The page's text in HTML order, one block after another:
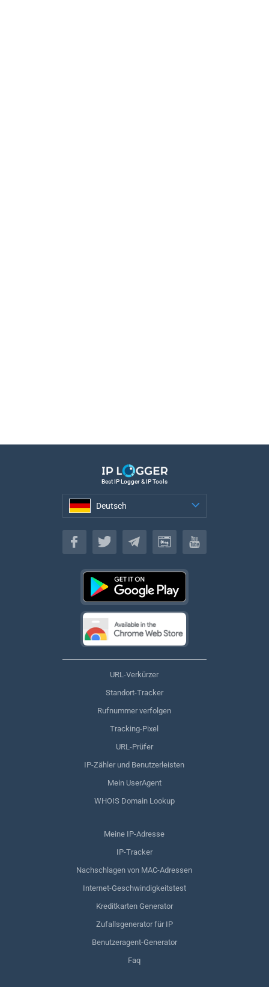
Best IP Logger & IP Tools
Deutsch
Deutsch
URL-Verkürzer
Standort-Tracker
Rufnummer verfolgen
Tracking-Pixel
URL-Prüfer
IP-Zähler und Benutzerleisten
Mein UserAgent
WHOIS Domain Lookup
Meine IP-Adresse
IP-Tracker
Nachschlagen von MAC-Adressen
Internet-Geschwindigkeitstest
Kreditkarten Generator
Zufallsgenerator für IP
Benutzeragent-Generator
Faq